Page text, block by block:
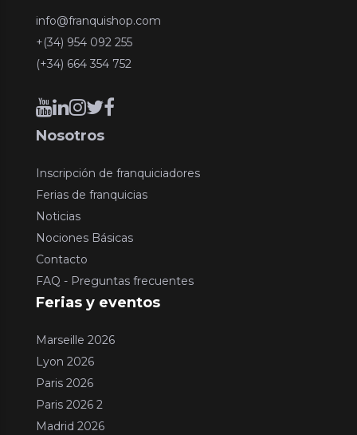
info@franquishop.com
+(34) 954 092 255
(+34) 664 354 752
Nosotros
Inscripción de franquiciadores
Ferias de franquicias
Noticias
Nociones Básicas
Contacto
FAQ - Preguntas frecuentes
Ferias y eventos
Marseille 2026
Lyon 2026
Paris 2026
Paris 2026 2
Madrid 2026